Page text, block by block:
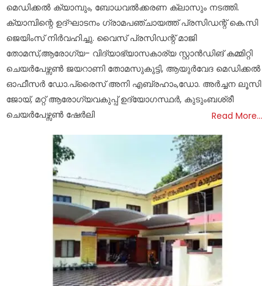
മെഡിക്കൽ ക്യാമ്പും, ബോധവൽക്കരണ ക്ലാസും നടത്തി.
ക്യാമ്പിന്റെ ഉദ്ഘാടനം ഗ്രാമപഞ്ചായത്ത് പ്രസിഡന്റ് കെ.സി
ജെയിംസ് നിർവഹിച്ചു. വൈസ് പ്രസിഡന്റ് മാജി
തോമസ്,ആരോഗ്യ- വിദ്യാഭ്യാസകാര്യ സ്റ്റാൻഡിങ് കമ്മിറ്റി
ചെയർപേഴ്സൺ ജയറാണി തോമസുകുട്ടി, ആയുർവേദ മെഡിക്കൽ
ഓഫീസർ ഡോ.പ്രൈസ് അനി എബ്രഹാം,ഡോ. അർച്ചന ലൂസി
ജോയ്, മറ്റ് ആരോഗ്യവകുപ്പ് ഉദ്യോഗസ്ഥർ, കുടുംബശ്രീ
ചെയർപേഴ്സൺ ഷേർലി
Read More…